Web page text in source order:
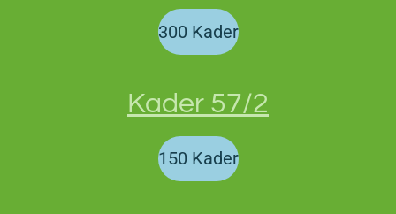
300 Kader
Kader 57/2
150 Kader